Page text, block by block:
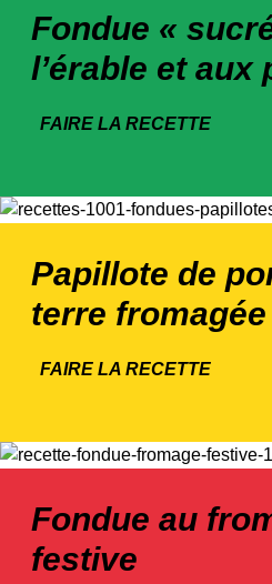
Fondue «
l’érable et aux
FAIRE LA RECETTE
Papillote de
terre fromagée
FAIRE LA RECETTE
Fondue au
festive